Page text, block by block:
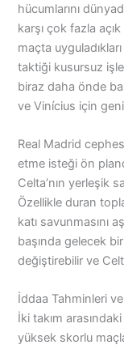
hücumlarını
karşı çok fazla
maçta
taktiği kusursuz
biraz daha önde
ve Vinícius için
Real Madrid
etme isteği ön
Celta’nın yerleşik
Özellikle duran
katı savunmasını
başında gelecek
değiştirebilir ve
İddaa Tahminleri
İki takım
yüksek skorlu